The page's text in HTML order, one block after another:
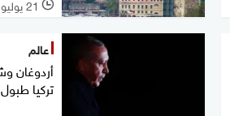
l 21 يوليو 2020
عالم
أردوغان
تركيا